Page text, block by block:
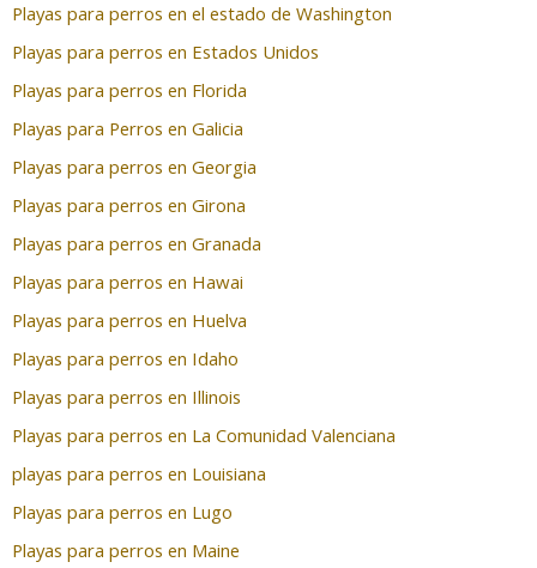
Playas para perros en el estado de Washington
Playas para perros en Estados Unidos
Playas para perros en Florida
Playas para Perros en Galicia
Playas para perros en Georgia
Playas para perros en Girona
Playas para perros en Granada
Playas para perros en Hawai
Playas para perros en Huelva
Playas para perros en Idaho
Playas para perros en Illinois
Playas para perros en La Comunidad Valenciana
playas para perros en Louisiana
Playas para perros en Lugo
Playas para perros en Maine